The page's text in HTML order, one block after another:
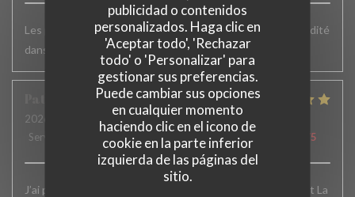
publicidad o contenidos
personalizados. Haga clic en
'Aceptar todo', 'Rechazar
todo' o 'Personalizar' para
gestionar sus preferencias.
Puede cambiar sus opciones
en cualquier momento
haciendo clic en el icono de
cookie en la parte inferior
izquierda de las páginas del
sitio.
Les plats sont vraiment très bons mais un peu plus de rapidité
dans le service serait appréciable
2026-06-24
- 12:15 - Invitados 6
Servicio
Ambiente : /5 Calidad / Precio /5
J’ai passé un excellent moment. L’accueil , le service, parfait La